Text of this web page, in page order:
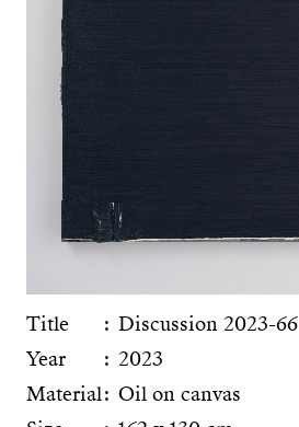
Title
Discussion 2023-66
Year
2023
Material Oil on canvas